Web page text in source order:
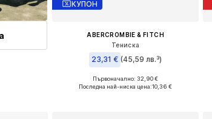
КУПОН
ABERCROMBIE & FITCH
Тениска
23,31 € (45,59 лв.³)
Налични размери: L, XL
Първоначално: 32,90 €
Последна най-ниска цена:10,36 €